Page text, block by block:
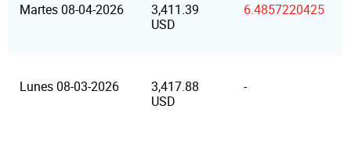
Martes 08-04-2026
3,411.39
USD
6.4857220425
Lunes 08-03-2026
3,417.88
USD
-